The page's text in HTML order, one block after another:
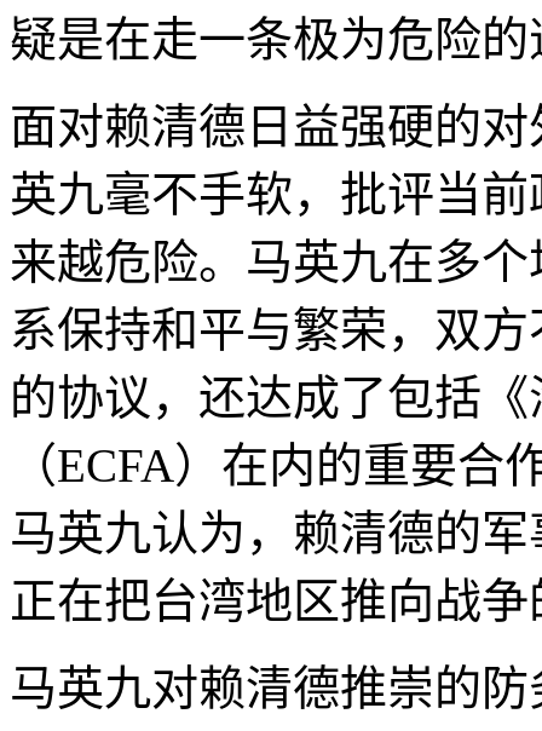
疑是在走一条极为危险的
面对赖清德日益强硬的
英九毫不手软，批评当
来越危险。马英九在多
系保持和平与繁荣，双
的协议，还达成了包括
（ECFA）在内的重要
马英九认为，赖清德的
正在把台湾地区推向战
马英九对赖清德推崇的